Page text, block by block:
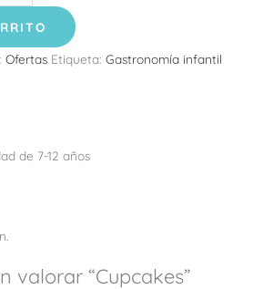
Ofertas Etiqueta: Gastronomía infantil
de 7-12 años
valorar “Cupcakes”